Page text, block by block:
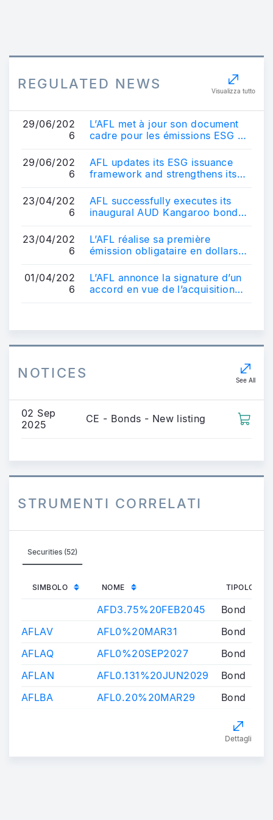
REGULATED NEWS Visualizza tutto
29/06/202
6
L’AFL met à jour son document
cadre pour les émissions ESG et
le ...
29/06/202
6
AFL updates its ESG issuance
framework and strengthens its
bond ma...
23/04/202
6
AFL successfully executes its
inaugural AUD Kangaroo bond
10-year b...
23/04/202
6
L’AFL réalise sa première
émission obligataire en dollars
référe...
01/04/202
6
L’AFL annonce la signature d’un
accord en vue de l’acquisition
NOTICES See All
02 Sep
2025
CE - Bonds - New listing
STRUMENTI CORRELATI
Securities (52)
SIMBOLO NOME TIPOLOGIA
AFD3.75%20FEB2045
Bond
AFLAV
AFL0%20MAR31
Bond
AFLAQ
AFL0%20SEP2027
Bond
AFLAN
AFL0.131%20JUN2029
Bond
AFLBA
AFL0.20%20MAR29 Bond
Dettagli